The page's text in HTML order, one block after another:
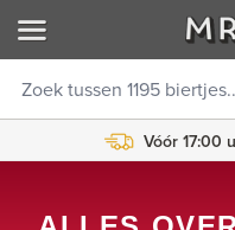
Vóór 17:00